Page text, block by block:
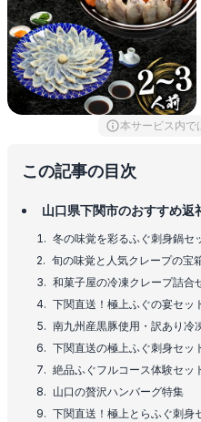
本サービス内で
この記事の目次
山口県下関市のおすすめ返
冬の味覚を彩るふぐ刺身鍋セ
旬の味覚と人気クレープの宝
和菓子屋の冷凍クレープ詰合
下関直送！極上ふぐの宴セッ
南九州産黒豚使用・訳あり冷
下関直送の極上ふぐ刺身セッ
絶品ふぐフルコース体験セッ
山口の贅沢ハンバーグ特集
下関直送！極上とらふぐ刺身